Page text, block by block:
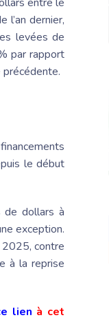
dernier,
levées de
par rapport
le début
de dollars à
exception.
2025, contre
à la reprise
lien à cet